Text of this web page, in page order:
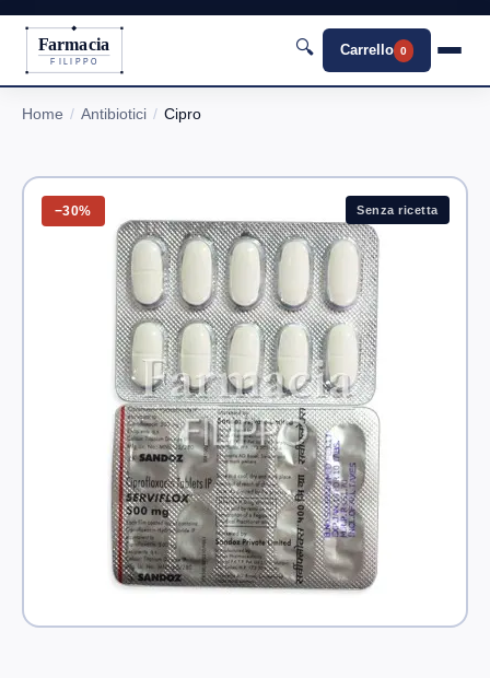
Farmacia
FILIPPO
🔍 Carrello 0
Home Antibiotici Cipro
−30% Senza ricetta